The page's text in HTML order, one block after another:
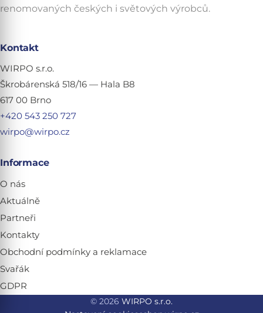
renomovaných českých i světových výrobců.
Kontakt
WIRPO s.r.o.
Škrobárenská 518/16 — Hala B8
617 00 Brno
+420 543 250 727
wirpo@wirpo.cz
Informace
O nás
Aktuálně
Partneři
Kontakty
Obchodní podmínky a reklamace
Svařák
GDPR
© 2026 WIRPO s.r.o.